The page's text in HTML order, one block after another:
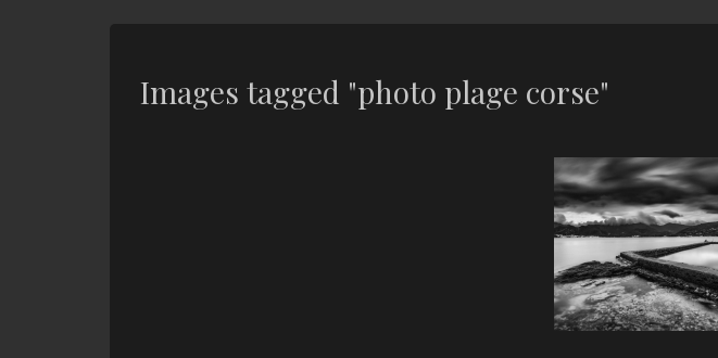
Images tagged "photo plage corse"